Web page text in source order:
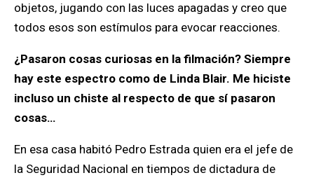
objetos, jugando con las luces apagadas y creo que
todos esos son estímulos para evocar reacciones.
¿Pasaron cosas curiosas en la filmación? Siempre
hay este espectro como de Linda Blair. Me hiciste
incluso un chiste al respecto de que sí pasaron
cosas…
En esa casa habitó Pedro Estrada quien era el jefe de
la Seguridad Nacional en tiempos de dictadura de